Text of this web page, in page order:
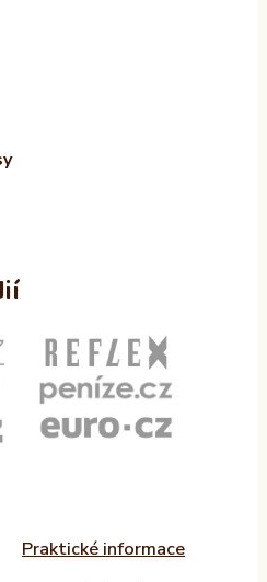
Praktické informace